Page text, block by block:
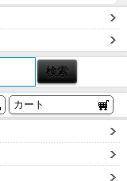
カート